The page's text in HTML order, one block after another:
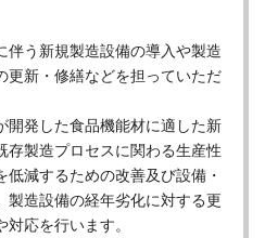
伴う新規製造設備の導入や製造
更新・修繕などを担っていただ
開発した食品機能材に適した新
存製造プロセスに関わる生産性
減するための改善及び設備・
製造設備の経年劣化に対する更
応を行います。